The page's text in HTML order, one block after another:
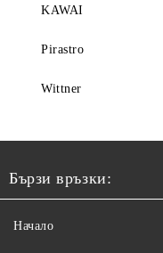
KAWAI
Pirastro
Wittner
Бързи връзки:
Начало